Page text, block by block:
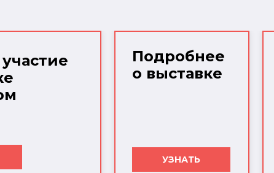
Подробнее
о выставке
УЗНАТЬ